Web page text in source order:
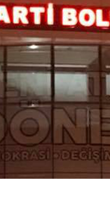
Güncel
Bolu’da
Yangın Sandı,
Seferber Oldu